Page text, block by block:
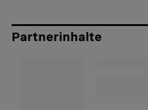
Partnerinhalte